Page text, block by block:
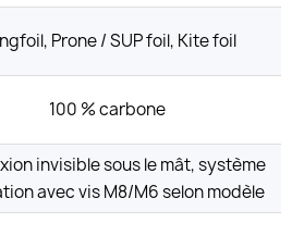
Prone / SUP foil, Kite foil
100 % carbone
invisible sous le mât, système
avec vis M8/M6 selon modèle